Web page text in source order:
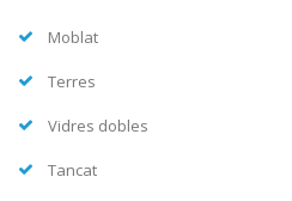
Moblat
Terres
Vidres dobles
Tancat